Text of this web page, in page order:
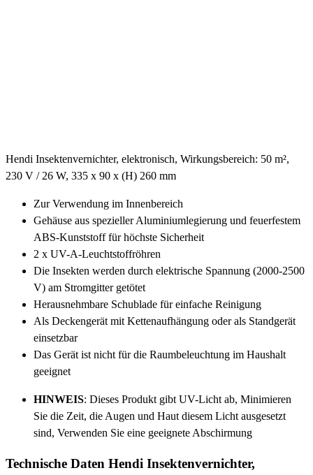
Hendi Insektenvernichter, elektronisch, Wirkungsbereich: 50 m²,
230 V / 26 W, 335 x 90 x (H) 260 mm
Zur Verwendung im Innenbereich
Gehäuse aus spezieller Aluminiumlegierung und feuerfestem
ABS-Kunststoff für höchste Sicherheit
2 x UV-A-Leuchtstoffröhren
Die Insekten werden durch elektrische Spannung (2000-2500
V) am Stromgitter getötet
Herausnehmbare Schublade für einfache Reinigung
Als Deckengerät mit Kettenaufhängung oder als Standgerät
einsetzbar
Das Gerät ist nicht für die Raumbeleuchtung im Haushalt
geeignet
HINWEIS: Dieses Produkt gibt UV-Licht ab, Minimieren
Sie die Zeit, die Augen und Haut diesem Licht ausgesetzt
sind, Verwenden Sie eine geeignete Abschirmung
Technische Daten Hendi Insektenvernichter,